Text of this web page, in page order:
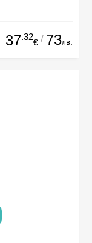
37.32
€ / 73лв.